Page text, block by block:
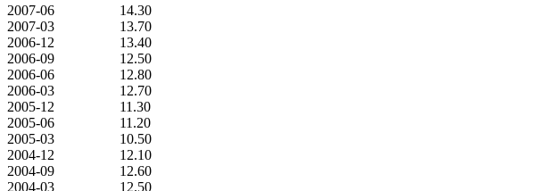
2007-06
14.30
2007-03
13.70
2006-12
13.40
2006-09
12.50
2006-06
12.80
2006-03
12.70
2005-12
11.30
2005-06
11.20
2005-03
10.50
2004-12
12.10
2004-09
12.60
2004-03
12.50